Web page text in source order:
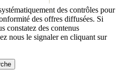
des contrôles pour
des offres diffusées. Si
constatez des contenus
nous le signaler en cliquant sur